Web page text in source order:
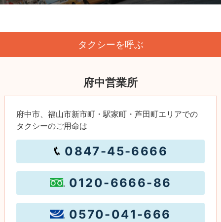
タクシーを呼ぶ
府中営業所
府中市、福山市新市町・駅家町・芦田町エリアでの
タクシーのご用命は
0847-45-6666
0120-6666-86
0570-041-666